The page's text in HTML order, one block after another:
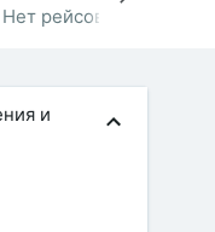
Нет рейсов
и